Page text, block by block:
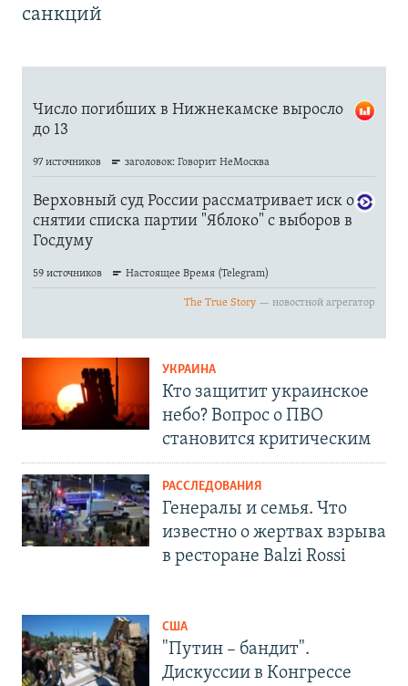
санкций
УКРАИНА
Кто защитит украинское
небо? Вопрос о ПВО
становится критическим
РАССЛЕДОВАНИЯ
Генералы и семья. Что
известно о жертвах взрыва
в ресторане Balzi Rossi
США
"Путин – бандит".
Дискуссии в Конгрессе